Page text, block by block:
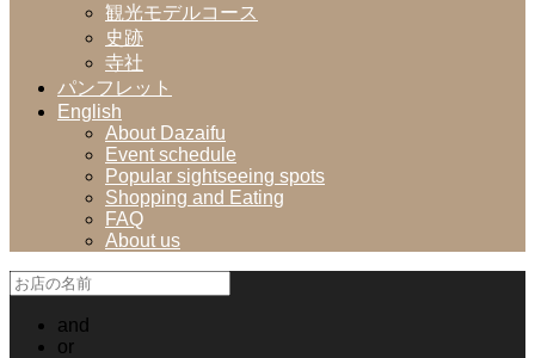
観光モデルコース
史跡
寺社
パンフレット
English
About Dazaifu
Event schedule
Popular sightseeing spots
Shopping and Eating
FAQ
About us
and
or